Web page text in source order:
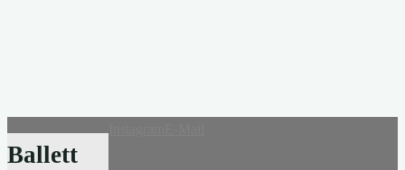
Ballett